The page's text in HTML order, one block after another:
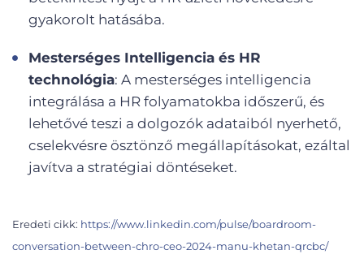
gyakorolt hatásába.
Mesterséges Intelligencia és HR
technológia: A mesterséges intelligencia
integrálása a HR folyamatokba időszerű, és
lehetővé teszi a dolgozók adataiból nyerhető,
cselekvésre ösztönző megállapításokat, ezáltal
javítva a stratégiai döntéseket.
Eredeti cikk: https://www.linkedin.com/pulse/boardroom-
conversation-between-chro-ceo-2024-manu-khetan-qrcbc/